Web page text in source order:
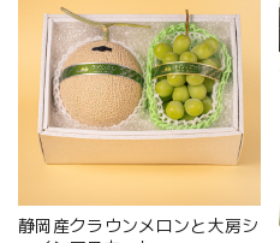
静岡産クラウンメロンと大房シ